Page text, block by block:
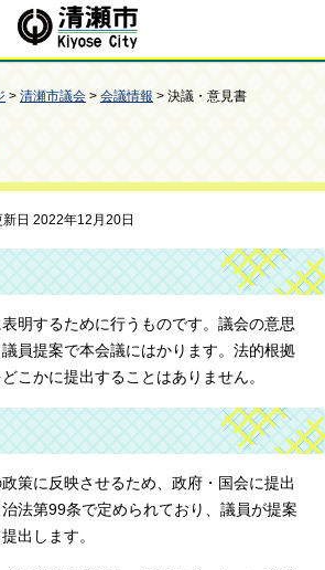
> 清瀬市議会 > 会議情報 > 決議・意見書
日 2022年12月20日
明するために行うものです。議会の意思
員提案で本会議にはかります。法的根拠
こかに提出することはありません。
策に反映させるため、政府・国会に提出
法第99条で定められており、議員が提案
出します。